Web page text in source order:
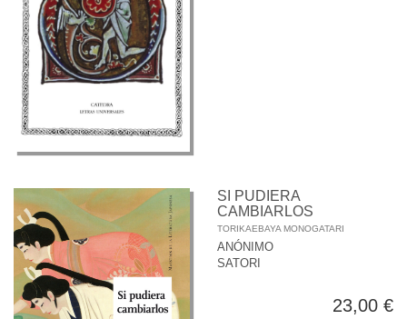
SI PUDIERA
CAMBIARLOS
TORIKAEBAYA MONOGATARI
ANÓNIMO
SATORI
23,00 €